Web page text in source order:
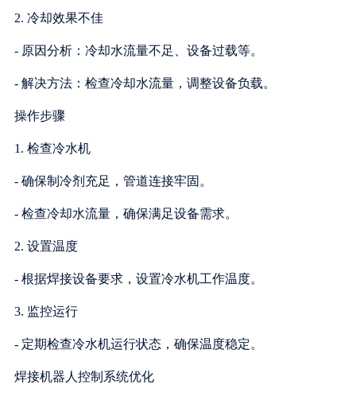
2. 冷却效果不佳
- 原因分析：冷却水流量不足、设备过载等。
- 解决方法：检查冷却水流量，调整设备负载。
操作步骤
1. 检查冷水机
- 确保制冷剂充足，管道连接牢固。
- 检查冷却水流量，确保满足设备需求。
2. 设置温度
- 根据焊接设备要求，设置冷水机工作温度。
3. 监控运行
- 定期检查冷水机运行状态，确保温度稳定。
焊接机器人控制系统优化